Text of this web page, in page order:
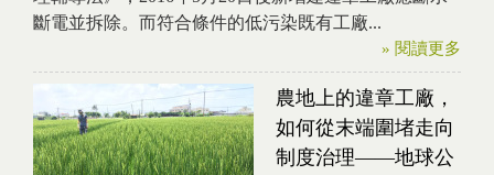
斷電並拆除。而符合條件的低污染既有工廠...
» 閱讀更多
農地上的違章工廠，
如何從末端圍堵走向
制度治理——地球公